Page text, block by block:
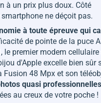
à un prix plus doux. Côté
ne déçoit pas.
à toute épreuve qui
de pointe de la puce
le premier modem
d'Apple excelle bien sûr
Fusion 48 Mpx et son
quasi
au creux de votre poche !